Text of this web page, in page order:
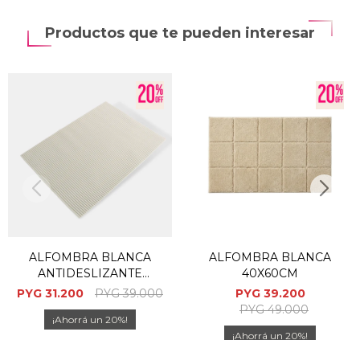
Productos que te pueden interesar
ALFOMBRA BLANCA
ANTIDESLIZANTE
50X70CM P/BAÑO
PYG 31.200 PYG 39.000
20
ALFOMBRA BLANCA
40X60CM
PYG 39.200
PYG 49.000
20